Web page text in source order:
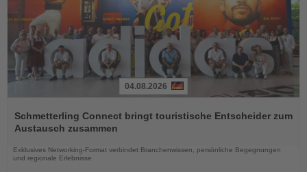
Sie
die
04.08.2026
Schmetterling Connect bringt touristische Entscheider zum
Austausch zusammen
Exklusives Networking-Format verbindet Branchenwissen, persönliche Begegnungen
und regionale Erlebnisse